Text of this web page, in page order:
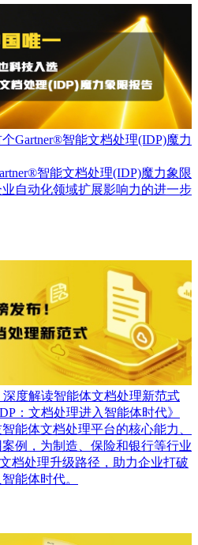
Gartner®智能文档处理(IDP)魔力
智能文档处理(IDP)魔力象限
自动化领域扩展影响力的进一步
度解读智能体文档处理新范式
：文档处理进入智能体时代》
能体文档处理平台的核心能力、
例，为制造、保险和银行等行业
档处理升级路径，助力企业打破
能体时代。